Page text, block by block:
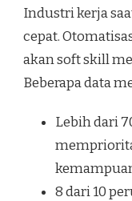
Industri kerja
cepat.
akan soft skill
Beberapa data
Lebih dari
8 dari 10